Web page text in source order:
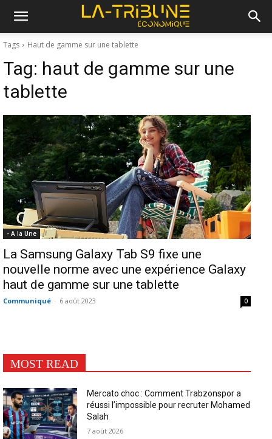
Tags Haut de gamme sur une tablette
Tag: haut de gamme sur une
tablette
- A la Une
La Samsung Galaxy Tab S9 fixe une
nouvelle norme avec une expérience Galaxy
haut de gamme sur une tablette
Communiqué - 6 août 2023 0
MOST READ
Mercato choc : Comment Trabzonspor a
réussi l’impossible pour recruter Mohamed
Salah
7 août 2026